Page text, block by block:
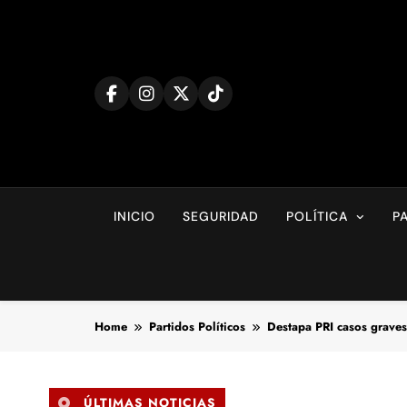
INICIO SEGURIDAD POLÍTICA
Home Partidos Políticos Destapa PRI casos
ÚLTIMAS NOTICIAS